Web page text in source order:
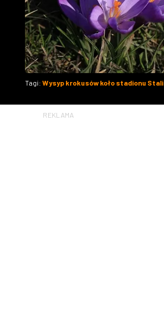
Tagi: Wysyp krokusów koło stadionu Stali
REKLAMA